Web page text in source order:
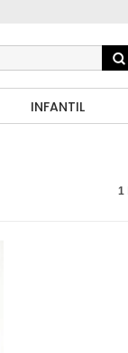
INFANTIL
1